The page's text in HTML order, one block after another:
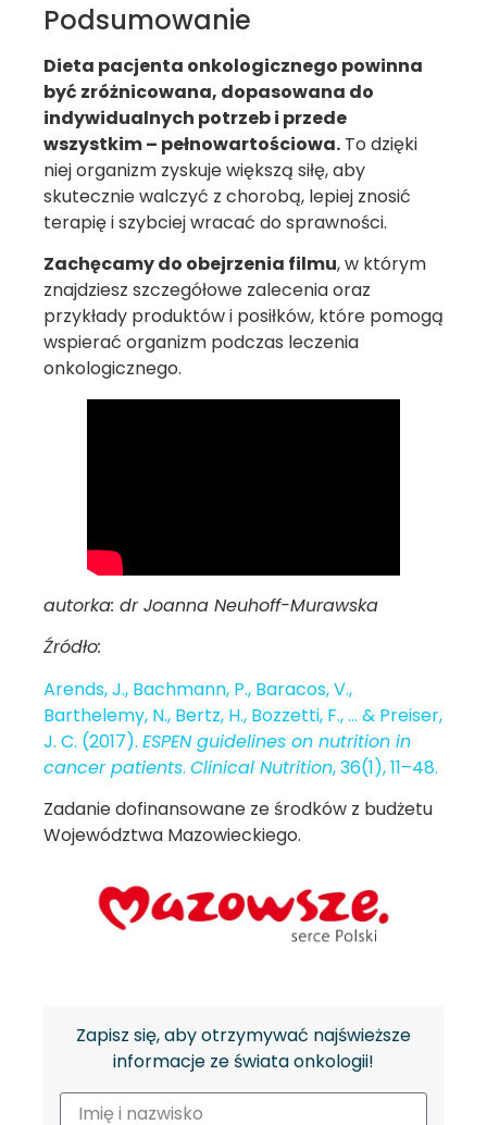
Podsumowanie
Dieta pacjenta onkologicznego powinna
być zróżnicowana, dopasowana do
indywidualnych potrzeb i przede
wszystkim – pełnowartościowa. To dzięki
niej organizm zyskuje większą siłę, aby
skutecznie walczyć z chorobą, lepiej znosić
terapię i szybciej wracać do sprawności.
Zachęcamy do obejrzenia filmu, w którym
znajdziesz szczegółowe zalecenia oraz
przykłady produktów i posiłków, które pomogą
wspierać organizm podczas leczenia
onkologicznego.
autorka: dr Joanna Neuhoff-Murawska
Źródło:
Arends, J., Bachmann, P., Baracos, V.,
Barthelemy, N., Bertz, H., Bozzetti, F., … & Preiser,
J. C. (2017). ESPEN guidelines on nutrition in
cancer patients. Clinical Nutrition, 36(1), 11–48.
Zadanie dofinansowane ze środków z budżetu
Województwa Mazowieckiego.
Zapisz się, aby otrzymywać najświeższe
informacje ze świata onkologii!